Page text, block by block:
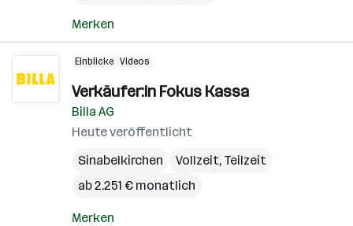
Merken
Einblicke Videos
Verkäufer:in Fokus Kassa
Billa AG
Heute veröffentlicht
Sinabelkirchen
Vollzeit, Teilzeit
ab 2.251 € monatlich
Merken